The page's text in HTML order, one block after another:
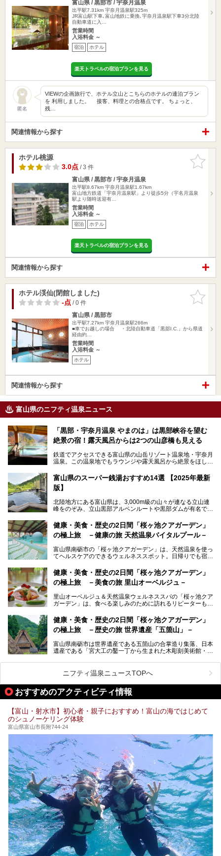
富山県 / 黒部市 / 宇奈月温泉
出平駅7.31km 宇奈月温泉駅325m
JR富山駅下車､富山地鉄に乗換､宇奈月温泉駅下車3分北陸
自動車道に入…
営業時間
入浴料金 ～
宿泊 ホテル
楽天トラベルの宿泊プランを見る
匿名
VIEWの企画旅行で、ホテル立山とこちらのホテルの連泊プラン
を 利用しました。 接客、料理との合格点です。 ちょっと、
残…
関連情報から探す
お気に入
りに追加
ホテル桃源
3.0点/ 3 件
富山県 / 黒部市 / 宇奈月温泉
出平駅8.67km 宇奈月温泉駅1.67km
富山地方鉄道「宇奈月温泉駅」より徒歩5分（宇名月温泉
駅より随時送迎有…
営業時間
入浴料金 ～
宿泊 ホテル
楽天トラベルの宿泊プランを見る
関連情報から探す
お気に入
りに追加
ホテル渓仙(閉館しました)
-点/ 0 件
富山県 / 黒部市
出平駅7.27km 宇奈月温泉駅266m
■車でお越しの場合 ・北陸自動車道「黒部I.C.」から県道
経由約…
営業時間
入浴料金 ～
ホテル
関連情報から探す
富山県のニフティ温泉ニュース
「黒部・宇奈月温泉 やまのは」は黒部峡谷を望む
絶景の宿！露天風呂からは2つの山彦橋も見える
鉄道でアクセスできる富山県の山岳リゾート温泉地・宇奈月
温泉。この温泉地でもラウンジや露天風呂から絶景をほしい
の「黒部・宇奈月温泉 やまのは」。
自慢の眺望、温泉、居心地の良い客室、ビュッフェ式の食事
ます。日常から少し離れて、山懐で自然に癒されたいと思う
方にぴったりの温泉です。冬なら雪景色も絵になりますよ。
───
提供元：オリックス・ホテルマネジメント株式会社【PR】
この記事は黒部・宇奈月温泉 やまのはのPR記事です。
富山県のスーパー銭湯おすすめ14選 【2025年最新
版】
北陸地方にある富山県は、3,000m級の山々が連なる立山連
峰をのぞみ、立山黒部アルペンルートや黒部ダムが有名で
の（新鮮な）海の幸も見逃せません！
北陸新幹線が開業し、実は東京からも2時間ほどでアクセス
のいい天然温泉が豊富で、すぐにでも出かけたくなる施設が
満載ですよ。
健康・美食・歴史の2日間「桜ヶ池クアガーデン」
の極上旅 －健康の旅 天然温泉バイタルプール－
富山県南砺市の「桜ヶ池クアガーデン」は、天然温泉を使っ
てヘルスケアのできるウェルネススポット。日帰りでも宿泊
るので、ゆったり楽しみながら美しく健康に。
そんな「桜ヶ池クアガーデン」の天然温泉バイタルプールと
ートしたいと思います。
健康・美食・歴史の2日間「桜ヶ池クアガーデン」
の極上旅 －美食の旅 里山オーベルジュ－
里山オーベルジュ＆天然温泉ウェルネススパの「桜ヶ池クア
ガーデン」は、食べる楽しみのために訪れるリピーターも多
月、水はフレンチ、火、木は和食、土日はその両方がランチ
とディナーで味わえます。オリジナルのスイーツも評判で
す。
そんな「桜ヶ池クアガーデン」に宿泊して、食を満喫してき
たのでじっくりご紹介します！
健康・美食・歴史の2日間「桜ヶ池クアガーデン」
の極上旅 －歴史の旅 世界遺産「五箇山」－
富山県南砺市は世界遺産である五箇山の合掌造り集落、日本
遺産である「宮大工の鑿一丁から生まれた木彫刻美術館・井
小京都・城端と、とても魅力的な観光スポットがたくさんあ
ります。
城端の郊外に建つ里山オーベルジュ＆温泉ウェルネススパ
「桜ヶ池クアガーデン」に泊まって、歴史の旅にお出かけし
てみませんか？
ニフティ温泉ニュースTOPへ
おすすめのアクティビティ情報
【富山・射水市】初心者・親子におすすめ！富山の海ではじめて
のシュノーケリング体験
富山県富山市長附744-24